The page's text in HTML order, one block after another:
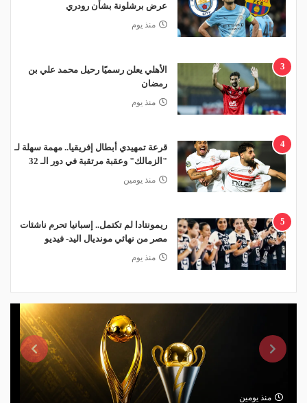
عرض برشلونة بشأن رودري
منذ يوم
3
الأهلي يعلن رسميًا رحيل محمد علي بن
رمضان
منذ يوم
4
قرعة تمهيدي أبطال إفريقيا.. مهمة سهلة لـ
"الزمالك" وعقبة مرتقبة في دور الـ 32
منذ يومين
5
ريمونتادا لم تكتمل.. إسبانيا تحرم ناشئات
مصر من نهائي مونديال اليد- فيديو
منذ يوم
منذ يومين